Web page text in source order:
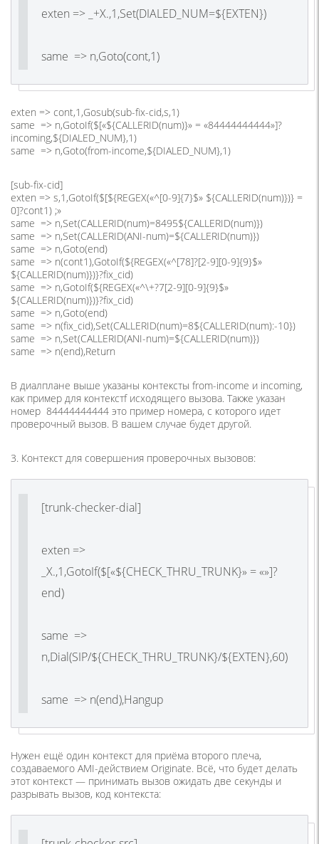
exten => _+X.,1,Set(DIALED_NUM=${EXTEN})
same => n,Goto(cont,1)
exten => cont,1,Gosub(sub-fix-cid,s,1)
same => n,GotoIf($[«${CALLERID(num)}» = «84444444444»]?
incoming,${DIALED_NUM},1)
same => n,Goto(from-income,${DIALED_NUM},1)
[sub-fix-cid]
exten => s,1,GotoIf($[${REGEX(«^[0-9]{7}$» ${CALLERID(num)})} =
0]?cont1) ;»
same => n,Set(CALLERID(num)=8495${CALLERID(num)})
same => n,Set(CALLERID(ANI-num)=${CALLERID(num)})
same => n,Goto(end)
same => n(cont1),GotoIf(${REGEX(«^[78]?[2-9][0-9]{9}$»
${CALLERID(num)})}?fix_cid)
same => n,GotoIf(${REGEX(«^\+?7[2-9][0-9]{9}$»
${CALLERID(num)})}?fix_cid)
same => n,Goto(end)
same => n(fix_cid),Set(CALLERID(num)=8${CALLERID(num):-10})
same => n,Set(CALLERID(ANI-num)=${CALLERID(num)})
same => n(end),Return
В диалплане выше указаны контексты from-income и incoming,
как пример для контекстf исходящего вызова. Также указан
номер 84444444444 это пример номера, с которого идет
проверочный вызов. В вашем случае будет другой.
3. Контекст для совершения проверочных вызовов:
[trunk-checker-dial]
exten =>
_X.,1,GotoIf($[«${CHECK_THRU_TRUNK}» = «»]?
end)
same =>
n,Dial(SIP/${CHECK_THRU_TRUNK}/${EXTEN},60)
same => n(end),Hangup
Нужен ещё один контекст для приёма второго плеча,
создаваемого AMI-действием Originate. Всё, что будет делать
этот контекст — принимать вызов ожидать две секунды и
разрывать вызов, код контекста: